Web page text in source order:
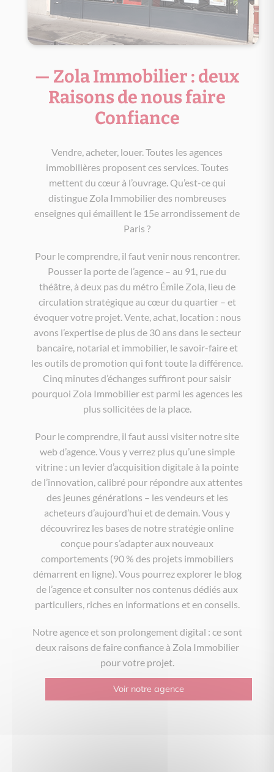
— Zola Immobilier : deux
Raisons de nous faire
Confiance
Vendre, acheter, louer. Toutes les agences
immobilières proposent ces services. Toutes
mettent du cœur à l’ouvrage. Qu’est-ce qui
distingue Zola Immobilier des nombreuses
enseignes qui émaillent le 15e arrondissement de
Paris ?
Pour le comprendre, il faut venir nous rencontrer.
Pousser la porte de l’agence – au 91, rue du
théâtre, à deux pas du métro Émile Zola, lieu de
circulation stratégique au cœur du quartier – et
évoquer votre projet. Vente, achat, location : nous
avons l’expertise de plus de 30 ans dans le secteur
bancaire, notarial et immobilier, le savoir-faire et
les outils de promotion qui font toute la différence.
Cinq minutes d’échanges suffiront pour saisir
pourquoi Zola Immobilier est parmi les agences les
plus sollicitées de la place.
Pour le comprendre, il faut aussi visiter notre site
web d’agence. Vous y verrez plus qu’une simple
vitrine : un levier d’acquisition digitale à la pointe
de l’innovation, calibré pour répondre aux attentes
des jeunes générations – les vendeurs et les
acheteurs d’aujourd’hui et de demain. Vous y
découvrirez les bases de notre stratégie online
conçue pour s’adapter aux nouveaux
comportements (90 % des projets immobiliers
démarrent en ligne). Vous pourrez explorer le blog
de l’agence et consulter nos contenus dédiés aux
particuliers, riches en informations et en conseils.
Notre agence et son prolongement digital : ce sont
deux raisons de faire confiance à Zola Immobilier
pour votre projet.
Voir notre agence